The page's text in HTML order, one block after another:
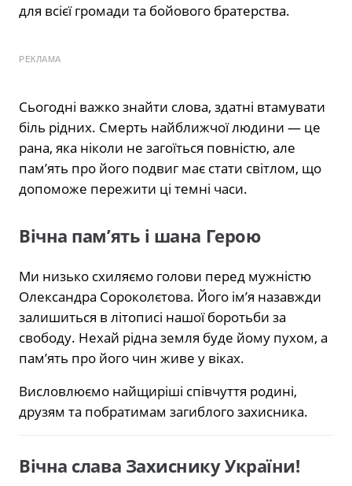
для всієї громади та бойового братерства.
РЕКЛАМА
Сьогодні важко знайти слова, здатні втамувати
біль рідних. Смерть найближчої людини — це
рана, яка ніколи не загоїться повністю, але
пам’ять про його подвиг має стати світлом, що
допоможе пережити ці темні часи.
Вічна пам’ять і шана Герою
Ми низько схиляємо голови перед мужністю
Олександра Сороколєтова. Його ім’я назавжди
залишиться в літописі нашої боротьби за
свободу. Нехай рідна земля буде йому пухом, а
пам’ять про його чин живе у віках.
Висловлюємо найщиріші співчуття родині,
друзям та побратимам загиблого захисника.
Вічна слава Захиснику України!